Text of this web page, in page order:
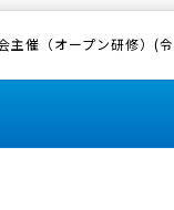
主催（オープン研修）(